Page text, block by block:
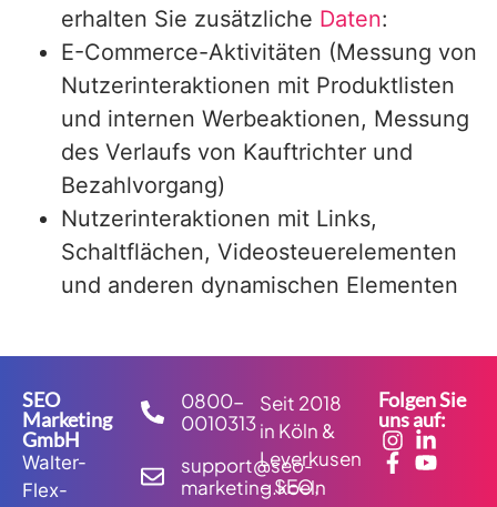
erhalten Sie zusätzliche Daten:
E-Commerce-Aktivitäten (Messung von
Nutzerinteraktionen mit Produktlisten
und internen Werbeaktionen, Messung
des Verlaufs von Kauftrichter und
Bezahlvorgang)
Nutzerinteraktionen mit Links,
Schaltflächen, Videosteuerelementen
und anderen dynamischen Elementen
SEO
Marketing
GmbH
Walter-
Flex-
0800-
0010313
support@seo-
marketing.koeln
Seit 2018
in Köln &
Leverkusen
– SEO,
Folgen Sie
uns auf: